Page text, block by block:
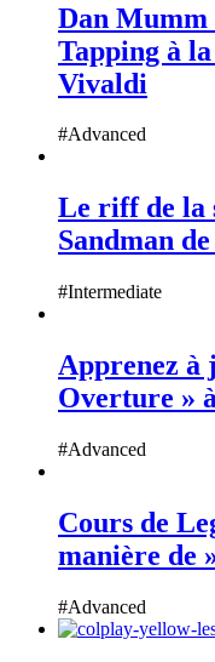
Dan Mumm
Tapping à
Vivaldi
#Advanced
Le riff de la
Sandman
#Intermediate
Apprenez à
Overture »
#Advanced
Cours de
manière de
#Advanced